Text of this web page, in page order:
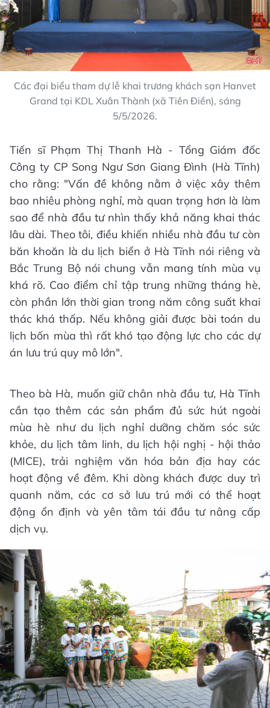
Các đại biểu tham dự lễ khai trương khách sạn Hanvet
Grand tại KDL Xuân Thành (xã Tiên Điền), sáng
5/5/2026.
Tiến sĩ Phạm Thị Thanh Hà - Tổng Giám đốc
Công ty CP Song Ngư Sơn Giang Đình (Hà Tĩnh)
cho rằng: "Vấn đề không nằm ở việc xây thêm
bao nhiêu phòng nghỉ, mà quan trọng hơn là làm
sao để nhà đầu tư nhìn thấy khả năng khai thác
lâu dài. Theo tôi, điều khiến nhiều nhà đầu tư còn
băn khoăn là du lịch biển ở Hà Tĩnh nói riêng và
Bắc Trung Bộ nói chung vẫn mang tính mùa vụ
khá rõ. Cao điểm chỉ tập trung những tháng hè,
còn phần lớn thời gian trong năm công suất khai
thác khá thấp. Nếu không giải được bài toán du
lịch bốn mùa thì rất khó tạo động lực cho các dự
án lưu trú quy mô lớn".
Theo bà Hà, muốn giữ chân nhà đầu tư, Hà Tĩnh
cần tạo thêm các sản phẩm đủ sức hút ngoài
mùa hè như du lịch nghỉ dưỡng chăm sóc sức
khỏe, du lịch tâm linh, du lịch hội nghị - hội thảo
(MICE), trải nghiệm văn hóa bản địa hay các
hoạt động về đêm. Khi dòng khách được duy trì
quanh năm, các cơ sở lưu trú mới có thể hoạt
động ổn định và yên tâm tái đầu tư nâng cấp
dịch vụ.